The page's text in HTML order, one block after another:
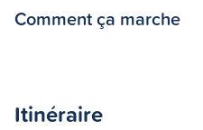
Comment ça marche
Itinéraire